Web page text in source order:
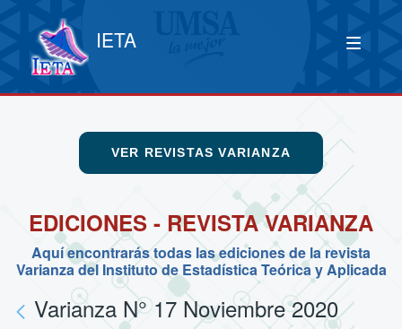
IETA
VER REVISTAS VARIANZA
EDICIONES - REVISTA VARIANZA
Aquí encontrarás todas las ediciones de la revista
Varianza del Instituto de Estadística Teórica y Aplicada
Varianza N° 17 Noviembre 2020